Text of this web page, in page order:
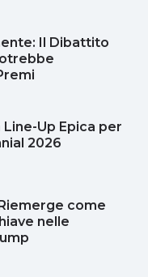
Il Dibattito
Up Epica per
2026
come
nelle